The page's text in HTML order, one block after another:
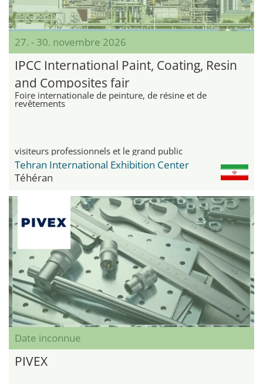
27. - 30. novembre 2026
IPCC International Paint, Coating, Resin
and Composites fair
Foire internationale de peinture, de résine et de
revêtements
visiteurs professionnels et le grand public
Tehran International Exhibition Center
Téhéran
Date inconnue
PIVEX